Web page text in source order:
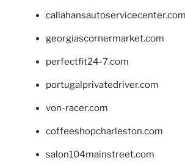
callahansautoservicecenter.com
georgiascornermarket.com
perfectfit24-7.com
portugalprivatedriver.com
von-racer.com
coffeeshopcharleston.com
salon104mainstreet.com